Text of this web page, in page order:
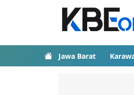
Jawa Barat